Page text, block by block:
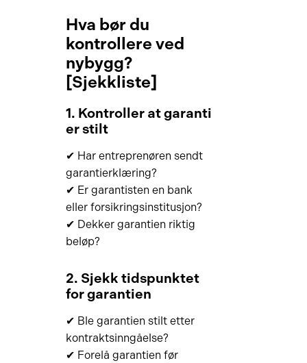
Hva bør du
kontrollere ved
nybygg?
[Sjekkliste]
1. Kontroller at garanti
er stilt
✔ Har entreprenøren sendt
garantierklæring?
✔ Er garantisten en bank
eller forsikringsinstitusjon?
✔ Dekker garantien riktig
beløp?
2. Sjekk tidspunktet
for garantien
✔ Ble garantien stilt etter
kontraktsinngåelse?
✔ Forelå garantien før